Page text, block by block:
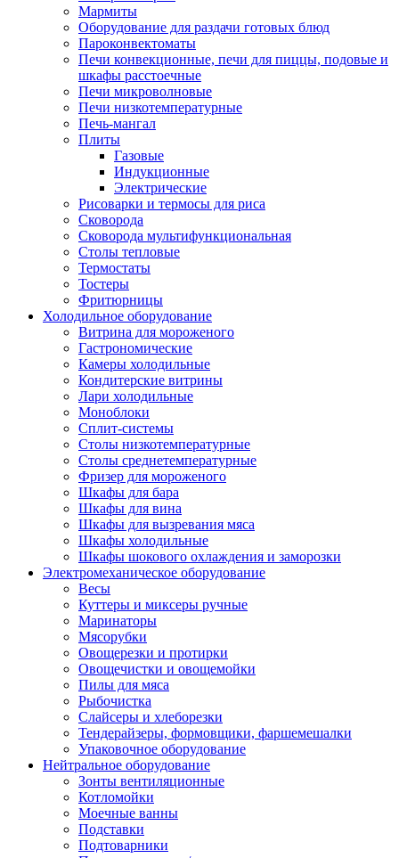
Мармиты
Оборудование для раздачи готовых блюд
Пароконвектоматы
Печи конвекционные, печи для пиццы, подовые и
шкафы расстоечные
Печи микроволновые
Печи низкотемпературные
Печь-мангал
Плиты
Газовые
Индукционные
Электрические
Рисоварки и термосы для риса
Сковорода
Сковорода мультифункциональная
Столы тепловые
Термостаты
Тостеры
Фритюрницы
Холодильное оборудование
Витрина для мороженого
Гастрономические
Камеры холодильные
Кондитерские витрины
Лари холодильные
Моноблоки
Сплит-системы
Столы низкотемпературные
Столы среднетемпературные
Фризер для мороженого
Шкафы для бара
Шкафы для вина
Шкафы для вызревания мяса
Шкафы холодильные
Шкафы шокового охлаждения и заморозки
Электромеханическое оборудование
Весы
Куттеры и миксеры ручные
Маринаторы
Мясорубки
Овощерезки и протирки
Овощечистки и овощемойки
Пилы для мяса
Рыбочистка
Слайсеры и хлеборезки
Тендерайзеры, формовщики, фаршемешалки
Упаковочное оборудование
Нейтральное оборудование
Зонты вентиляционные
Котломойки
Моечные ванны
Подставки
Подтоварники